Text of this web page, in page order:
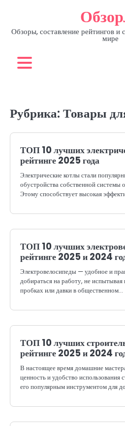
content
Обзоры, составление рейтингов
мире
Рубрика:Товары
ТОП 10 лучших
рейтинге 2025 года
Электрические котлы стали
обустройства собственной системы
Этому способствует высокая
ТОП 10 лучших
рейтинге 2025 и 2024
Электровелосипеды — удобное и
добираться на работу, не испытывая
пробках или давки в общественном…
ТОП 10 лучших
рейтинге 2025 и 2024
В настоящее время домашние
ценность и удобство использования
его популярным инструментом для